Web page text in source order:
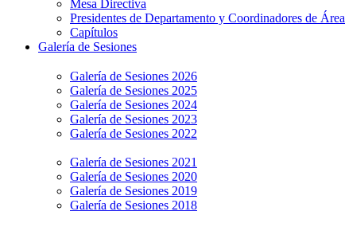
Mesa Directiva
Presidentes de Departamento y Coordinadores de Área
Capítulos
Galería de Sesiones
Galería de Sesiones 2026
Galería de Sesiones 2025
Galería de Sesiones 2024
Galería de Sesiones 2023
Galería de Sesiones 2022
Galería de Sesiones 2021
Galería de Sesiones 2020
Galería de Sesiones 2019
Galería de Sesiones 2018